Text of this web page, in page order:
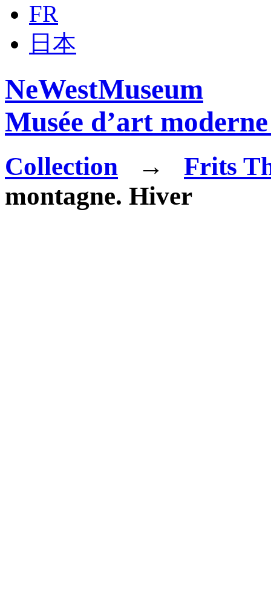
FR
日本
NeWestMuseum
Musée d’art
Collection →
Frits
montagne. Hiver